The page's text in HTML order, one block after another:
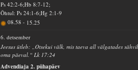
Ps 42:2-6;Hb 8:7-12;
Õhtul: Ps 24:1-6;Hg 2:1-9
08.58- 15.25
6. detsember
Jeesus ütleb: „Otsekui välk, mis taeva all välgatades
oma päeval.“ Lk 17:24
Advendiaja 2. pühapäev